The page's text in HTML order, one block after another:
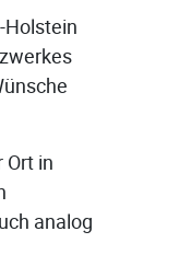
Holstein
in
analog